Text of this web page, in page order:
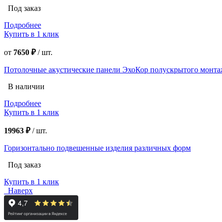
Под заказ
Подробнее
Купить в 1 клик
от 7650 ₽/шт.
Потолочные акустические панели ЭхоКор полускрытого
В наличии
Подробнее
Купить в 1 клик
19963 ₽/шт.
Горизонтально подвешенные изделия различных форм
Под заказ
Купить в 1 клик
Наверх